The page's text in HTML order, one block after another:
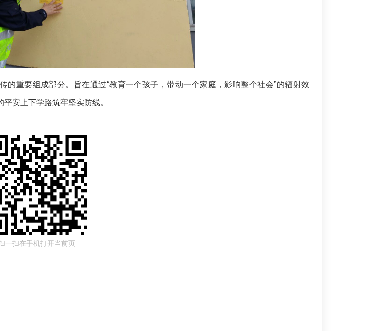
的重要组成部分。旨在通过“教育一个孩子，带动一个家庭，影响整个社会”的辐射效
安上下学路筑牢坚实防线。
一扫在手机打开当前页